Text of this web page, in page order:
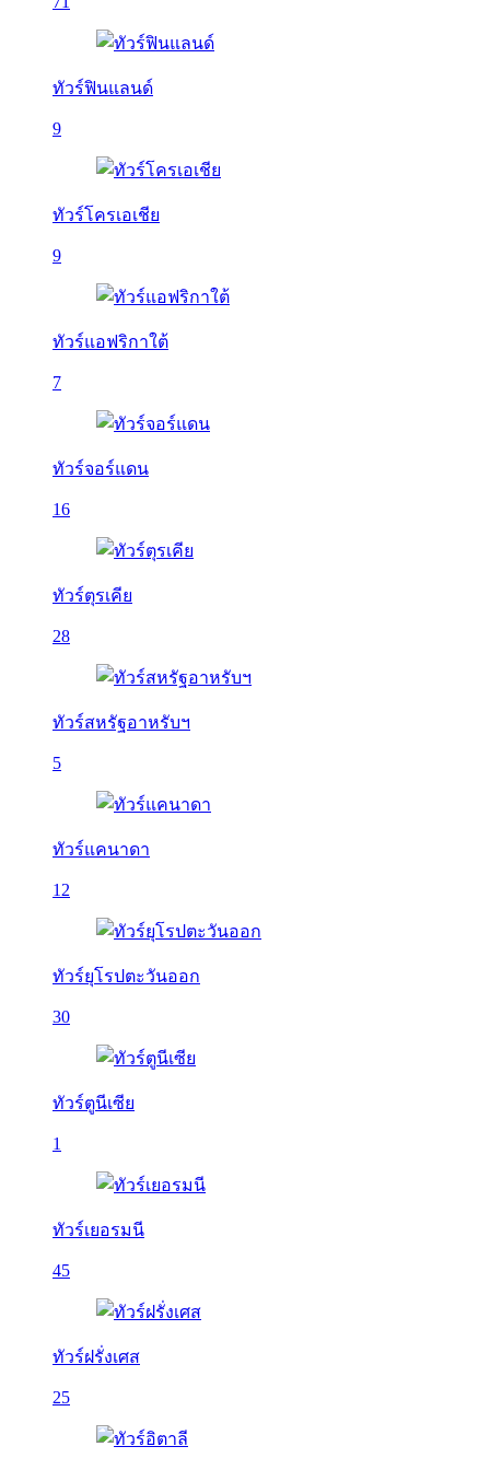
ทัวร์ฟินแลนด์
9
ทัวร์โครเอเชีย
9
ทัวร์แอฟริกาใต้
7
ทัวร์จอร์แดน
16
ทัวร์ตุรเคีย
28
ทัวร์สหรัฐอาหรับฯ
5
ทัวร์แคนาดา
12
ทัวร์ยุโรปตะวันออก
30
ทัวร์ตูนีเซีย
1
ทัวร์เยอรมนี
45
ทัวร์ฝรั่งเศส
25